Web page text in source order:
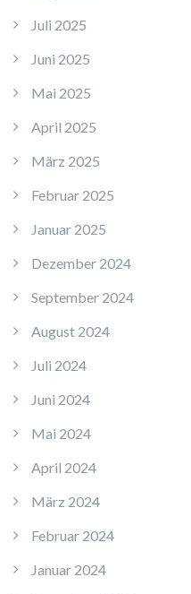
Juli 2025
Juni 2025
Mai 2025
April 2025
März 2025
Februar 2025
Januar 2025
Dezember 2024
September 2024
August 2024
Juli 2024
Juni 2024
Mai 2024
April 2024
März 2024
Februar 2024
Januar 2024